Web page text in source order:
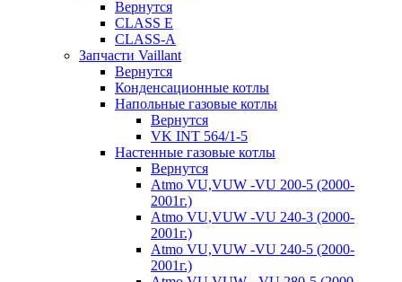
Вернутся
CLASS E
CLASS-A
Запчасти Vaillant
Вернутся
Конденсационные котлы
Напольные газовые котлы
Вернутся
VK INT 564/1-5
Настенные газовые котлы
Вернутся
Atmo VU,VUW -VU 200-5 (2000-
2001г.)
Atmo VU,VUW -VU 240-3 (2000-
2001г.)
Atmo VU,VUW -VU 240-5 (2000-
2001г.)